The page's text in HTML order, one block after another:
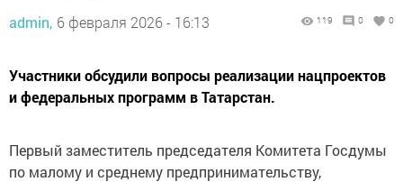
admin, 6 февраля 2026 - 16:13 119 0 0
Участники обсудили вопросы реализации нацпроектов
и федеральных программ в Татарстан.
Первый заместитель председателя Комитета Госдумы
по малому и среднему предпринимательству,